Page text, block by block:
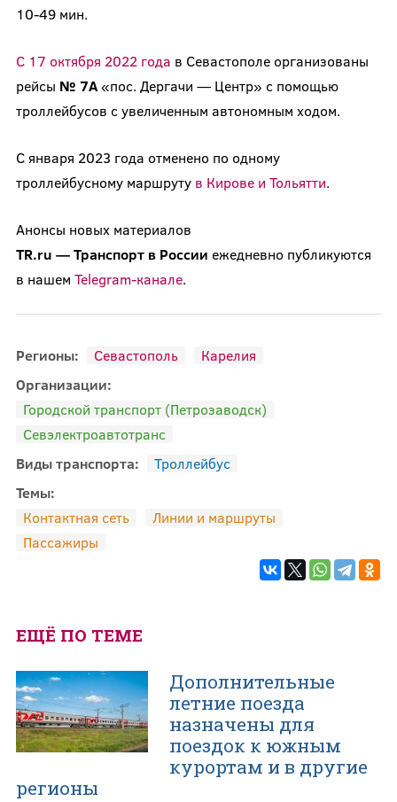
10-49 мин.
С 17 октября 2022 года в Севастополе организованы
рейсы № 7А«пос. Дергачи — Центр» с помощью
троллейбусов с увеличенным автономным ходом.
С января 2023 года отменено по одному
троллейбусному маршруту в Кирове и Тольятти.
Анонсы новых материалов
TR.ru — Транспорт в России ежедневно публикуются
в нашем Telegram-канале.
Регионы: Севастополь
Карелия
Организации:
Городской транспорт (Петрозаводск)
Севэлектроавтотранс
Виды транспорта:
Троллейбус
Темы:
Контактная сеть
Линии и маршруты
Пассажиры
ЕЩЁ ПО ТЕМЕ
Дополнительные
летние поезда
назначены для
поездок к южным
курортам и в другие
регионы